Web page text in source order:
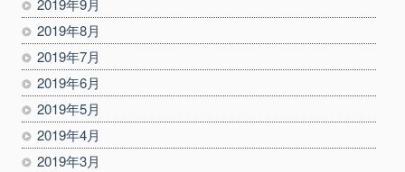
2019年9月
2019年8月
2019年7月
2019年6月
2019年5月
2019年4月
2019年3月